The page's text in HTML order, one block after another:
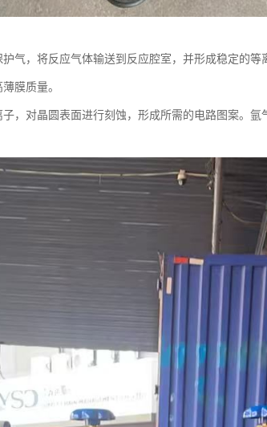
气，将反应气体输送到反应腔室，并形成稳定的等
膜质量。
，对晶圆表面进行刻蚀，形成所需的电路图案。氩